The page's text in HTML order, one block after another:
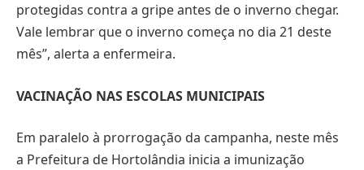
protegidas contra a gripe antes de o inverno chegar.
Vale lembrar que o inverno começa no dia 21 deste
mês”, alerta a enfermeira.
VACINAÇÃO NAS ESCOLAS MUNICIPAIS
Em paralelo à prorrogação da campanha, neste mês
a Prefeitura de Hortolândia inicia a imunização